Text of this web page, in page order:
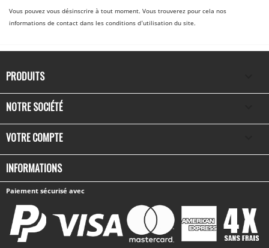
Vous pouvez vous désinscrire à tout moment. Vous trouverez pour cela nos
informations de contact dans les conditions d'utilisation du site.
PRODUITS
NOTRE SOCIÉTÉ
VOTRE COMPTE
INFORMATIONS
Paiement sécurisé avec